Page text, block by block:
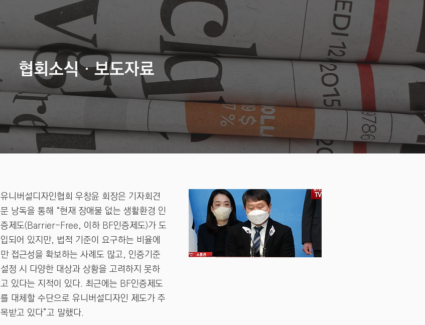
협회소식 · 보도자료
유니버설디자인협회 우창윤 회장은 기자회견
문 낭독을 통해 “현재 장애물 없는 생활환경 인
증제도(Barrier-Free, 이하 BF인증제도)가 도
입되어 있지만, 법적 기준이 요구하는 비율에
만 접근성을 확보하는 사례도 많고, 인증기준
설정 시 다양한 대상과 상황을 고려하지 못하
고 있다는 지적이 있다. 최근에는 BF인증제도
를 대체할 수단으로 유니버설디자인 제도가 주
목받고 있다”고 말했다.